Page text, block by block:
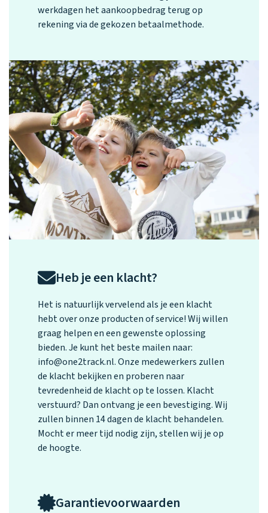
werkdagen het aankoopbedrag terug op
rekening via de gekozen betaalmethode.
Heb je een klacht?
Het is natuurlijk vervelend als je een klacht
hebt over onze producten of service! Wij willen
graag helpen en een gewenste oplossing
bieden. Je kunt het beste mailen naar:
info@one2track.nl. Onze medewerkers zullen
de klacht bekijken en proberen naar
tevredenheid de klacht op te lossen. Klacht
verstuurd? Dan ontvang je een bevestiging. Wij
zullen binnen 14 dagen de klacht behandelen.
Mocht er meer tijd nodig zijn, stellen wij je op
de hoogte.
Garantievoorwaarden